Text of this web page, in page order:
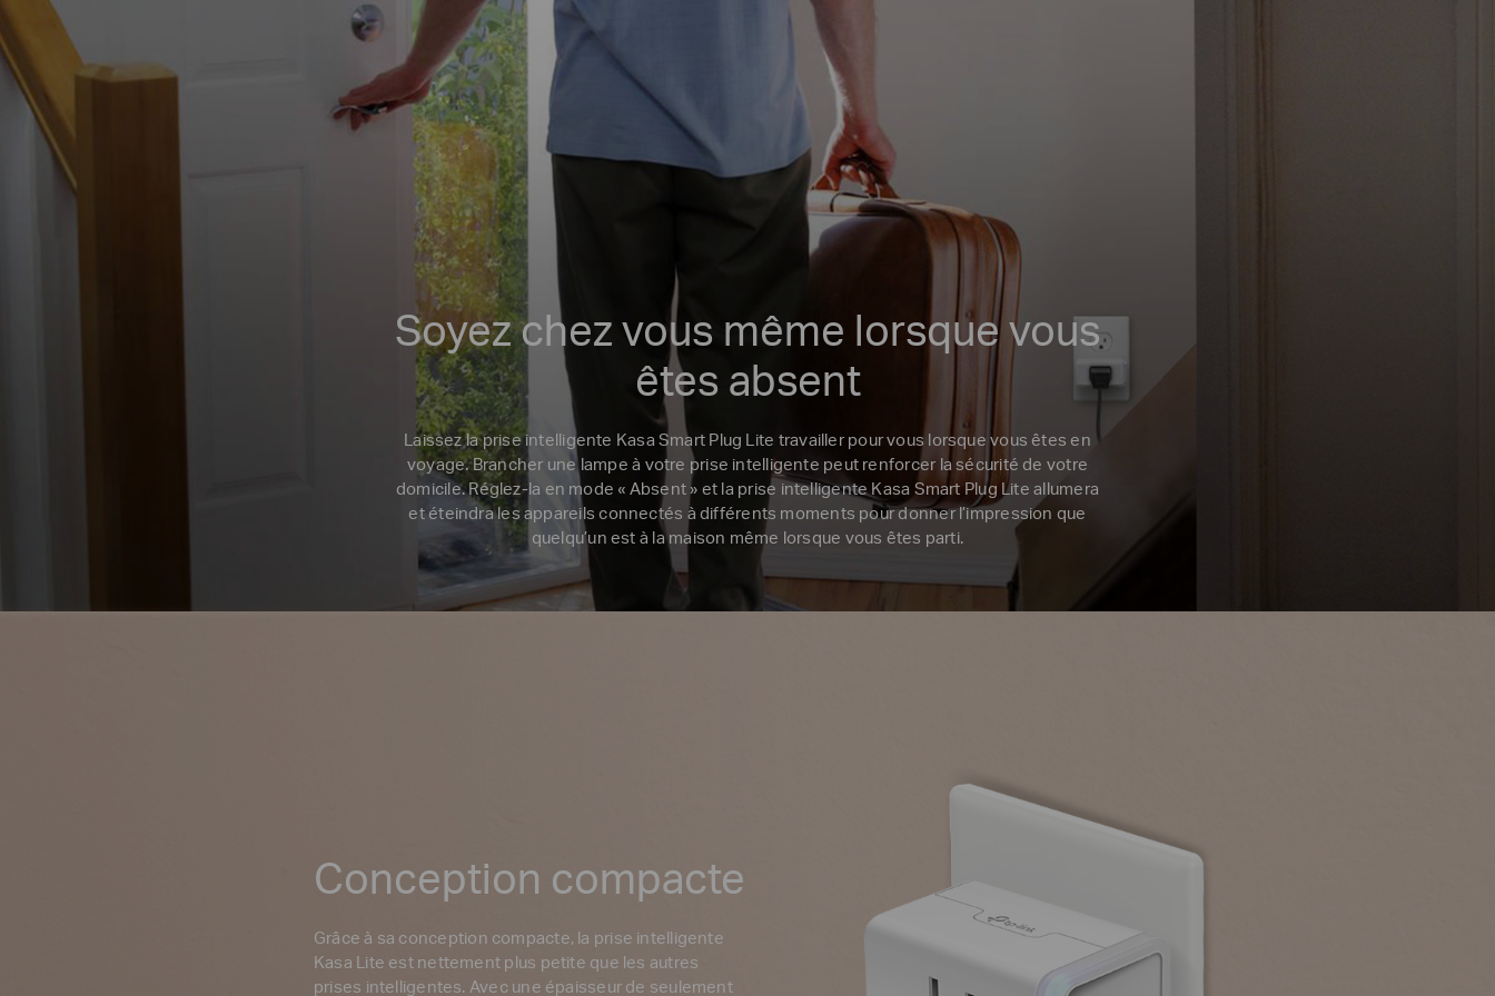
Soyez chez vous même lorsque vous
êtes absent
Laissez la prise intelligente Kasa Smart Plug Lite travailler pour vous lorsque vous êtes en
voyage. Brancher une lampe à votre prise intelligente peut renforcer la sécurité de votre
domicile. Réglez-la en mode « Absent » et la prise intelligente Kasa Smart Plug Lite allumera
et éteindra les appareils connectés à différents moments pour donner l’impression que
quelqu’un est à la maison même lorsque vous êtes parti.
Conception compacte
Grâce à sa conception compacte, la prise intelligente
Kasa Lite est nettement plus petite que les autres
prises intelligentes. Avec une épaisseur de seulement